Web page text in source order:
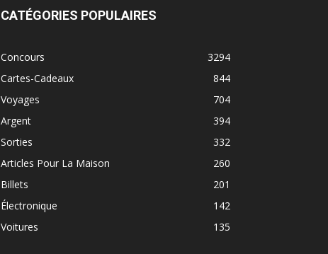
CATÉGORIES POPULAIRES
Concours
3294
Cartes-Cadeaux
844
Voyages
704
Argent
394
Sorties
332
Articles Pour La Maison
260
Billets
201
Électronique
142
Voitures
135